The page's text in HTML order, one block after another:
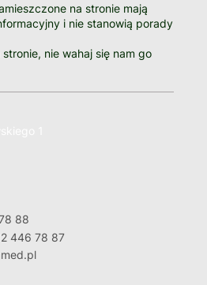
na stronie mają
i nie stanowią porady
nie wahaj się nam go
88
446 78 87